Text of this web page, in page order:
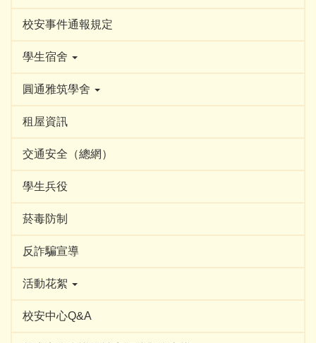
校安事件通報規定
學生宿舍
圓通雅筑學舍
租屋資訊
交通安全（總網）
學生兵役
菸毒防制
反詐騙宣導
活動花絮
校安中心Q&A